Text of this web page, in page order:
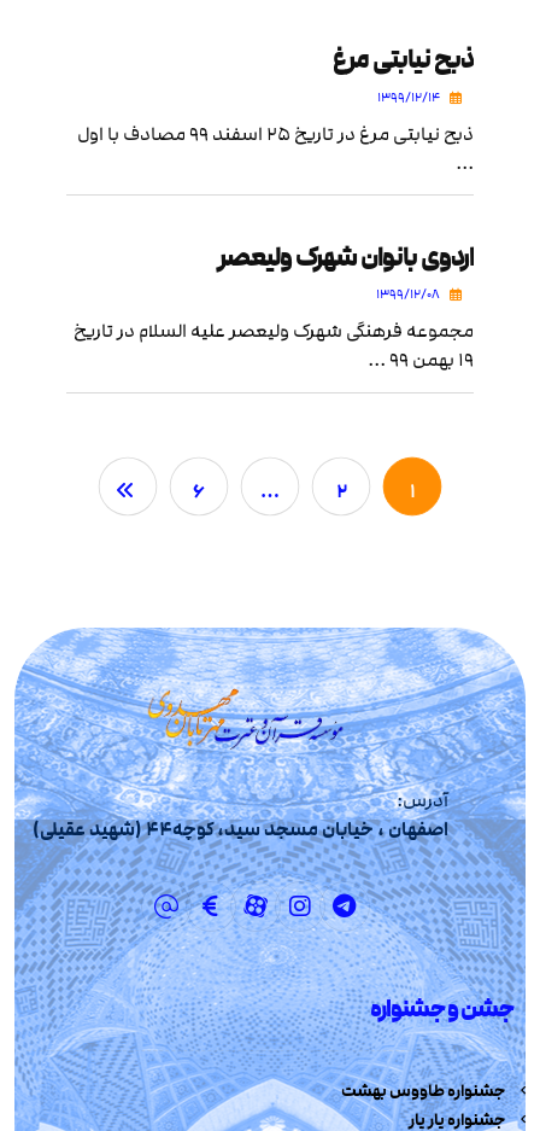
ذبح نیابتی مرغ
۱۳۹۹/۱۲/۱۴
ذبح نیابتی مرغ در تاریخ ۲۵ اسفند ۹۹ مصادف با اول
...
اردوی بانوان شهرک ولیعصر
۱۳۹۹/۱۲/۰۸
مجموعه فرهنگی شهرک ولیعصر علیه السلام در تاریخ
۱۹ بهمن ۹۹ ...
۱ ۲ … ۶
آدرس:
اصفهان ، خیابان مسجد سید، کوچه44 (شهید عقیلی)
جشن و جشنواره
جشنواره طاووس بهشت
جشنواره یار یار